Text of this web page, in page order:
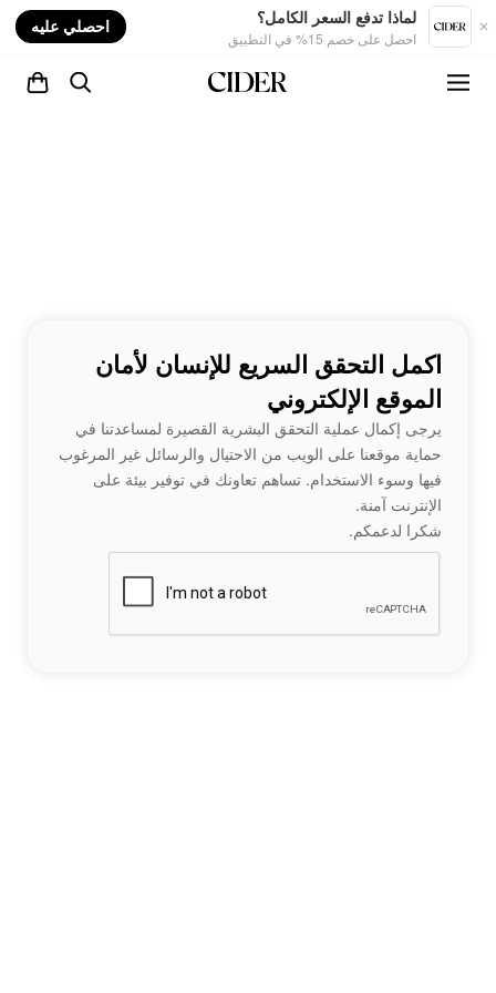
لماذا تدفع السعر الكامل؟
احصل على خصم 15% في التطبيق
احصلي عليه
اكمل التحقق السريع للإنسان لأمان
الموقع الإلكتروني
يرجى إكمال عملية التحقق البشرية القصيرة لمساعدتنا في
حماية موقعنا على الويب من الاحتيال والرسائل غير المرغوب
فيها وسوء الاستخدام. تساهم تعاونك في توفير بيئة على
الإنترنت آمنة.
شكرا لدعمكم.